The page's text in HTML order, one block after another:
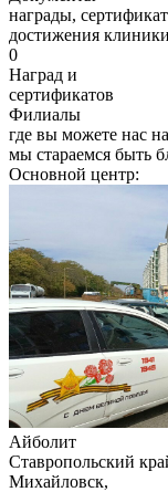
награды,
достижения клиники
0
Наград и
сертификатов
Филиалы
где вы можете нас
мы стараемся быть
Основной центр:
Айболит
Ставропольский
Михайловск,